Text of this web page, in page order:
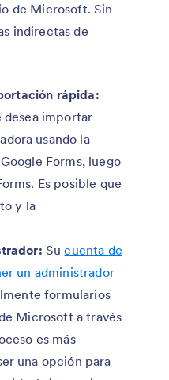
de Microsoft. Sin
indirectas de
rápida:
desea importar
usando la
Forms, luego
Es posible que
y la
Sucuenta de
un administrador
formularios
Microsoft a través
es más
una opción para